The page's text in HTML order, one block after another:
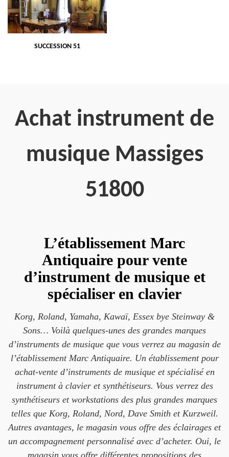
SUCCESSION 51
Achat instrument de
musique Massiges
51800
L’établissement Marc
Antiquaire pour vente
d’instrument de musique et
spécialiser en clavier
Korg, Roland, Yamaha, Kawaï, Essex bye Steinway &
Sons… Voilà quelques-unes des grandes marques
d’instruments de musique que vous verrez au magasin de
l’établissement Marc Antiquaire. Un établissement pour
achat-vente d’instruments de musique et spécialisé en
instrument à clavier et synthétiseurs. Vous verrez des
synthétiseurs et workstations des plus grandes marques
telles que Korg, Roland, Nord, Dave Smith et Kurzweil.
Autres avantages, le magasin vous offre des éclairages et
un accompagnement personnalisé avec d’acheter. Oui, le
magasin vous offre différentes propositions des